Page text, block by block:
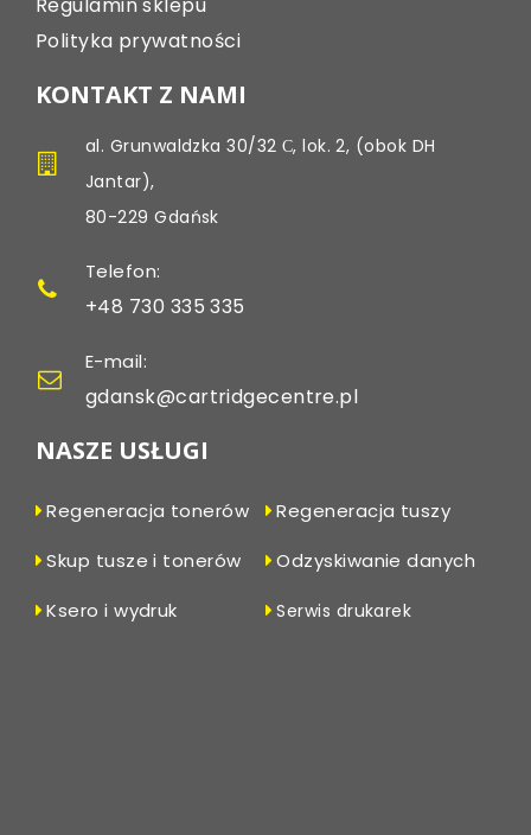
Regulamin sklepu
Polityka prywatności
KONTAKT Z NAMI
al. Grunwaldzka 30/32 С, lok. 2, (obok DH
Jantar),
80-229 Gdańsk
Telefon:
+48 730 335 335
E-mail:
gdansk@cartridgecentre.pl
NASZE USŁUGI
Regeneracja tonerów
Regeneracja tuszy
Skup tusze i tonerów
Odzyskiwanie danych
Ksero i wydruk
Serwis drukarek